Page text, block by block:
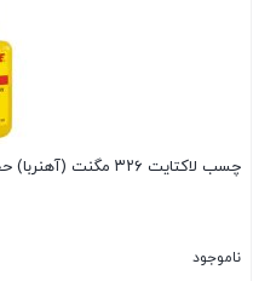
چسب لاکتایت ۳۲۶ مگنت (آهنربا) حجم ۵۰ میلی لیتر
ناموجود